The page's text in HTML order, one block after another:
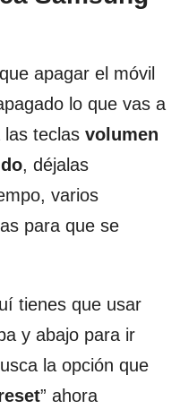
apagar el móvil
lo que vas a
las teclas volumen
, déjalas
varios
para que se
tienes que usar
y abajo para ir
la opción que
” ahora